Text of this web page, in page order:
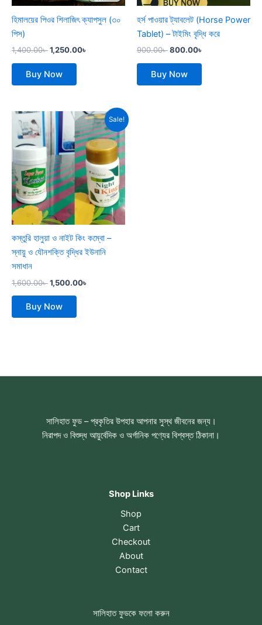
হিমালয়ের পিওর শিলাজিৎ ক্যাপসুল (৩০
পিস)
1,400.00৳1,250.00৳
Buy Now
হর্স পাওয়ার ট্যাবলেট (Horse Power
Tablet) – টাইমিং বৃদ্ধি করে
900.00৳800.00৳
Buy Now
Sale!
কস্তুরি হালুয়া ও নাইট কিং কম্বো –
স্নায়ু ও যৌনশক্তি বৃদ্ধির ইউনানি
সমাধান
1,600.00৳
Original
was:
1,600.00৳ .
1,500.00৳
Current
price
is:
1,500.00৳ .
Buy Now
সালিহাত ফুড – প্রকৃতির উপহার আপনার সুস্থ জীবনের জন্য।
নিরাপদ ও বিশুদ্ধ আয়ুর্বেদিক ও অর্গানিক পণ্যের বিশ্বস্ত ঠিকানা।
Shop Links
Shop
Cart
Checkout
About
Contact
সালিহাত ফুডকে ফলো করুন